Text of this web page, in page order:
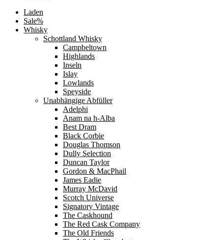
Laden
Sale%
Whisky
Schottland Whisky
Campbeltown
Highlands
Inseln
Islay
Lowlands
Speyside
Unabhängige Abfüller
Adelphi
Anam na h-Alba
Best Dram
Black Corbie
Douglas Thomson
Dully Selection
Duncan Taylor
Gordon & MacPhail
James Eadie
Murray McDavid
Scotch Universe
Signatory Vintage
The Caskhound
The Red Cask Company
The Old Friends